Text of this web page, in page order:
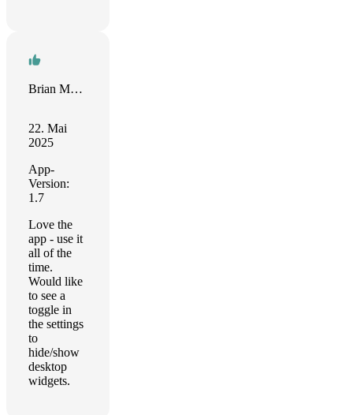
Brian Mahoney
22. Mai
2025
App-
Version:
1.7
Love the
app - use it
all of the
time.
Would like
to see a
toggle in
the settings
to
hide/show
desktop
widgets.